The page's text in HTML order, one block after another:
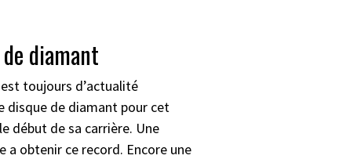
diamant
toujours d’actualité
disque de diamant pour cet
début de sa carrière. Une
a obtenir ce record. Encore une